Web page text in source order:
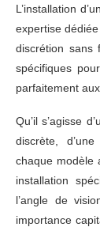
L’installation
expertise
discrétion sans
spécifiques
parfaitement
Qu’il s’agisse
discrète,
chaque modèle
installation
l’angle de
importance